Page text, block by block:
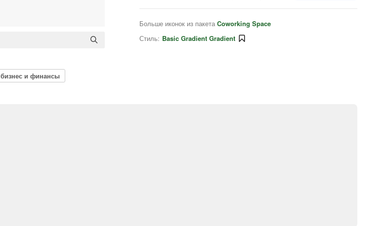
Больше иконок из пакета Coworking Space
Стиль: Basic Gradient Gradient
бизнес и финансы